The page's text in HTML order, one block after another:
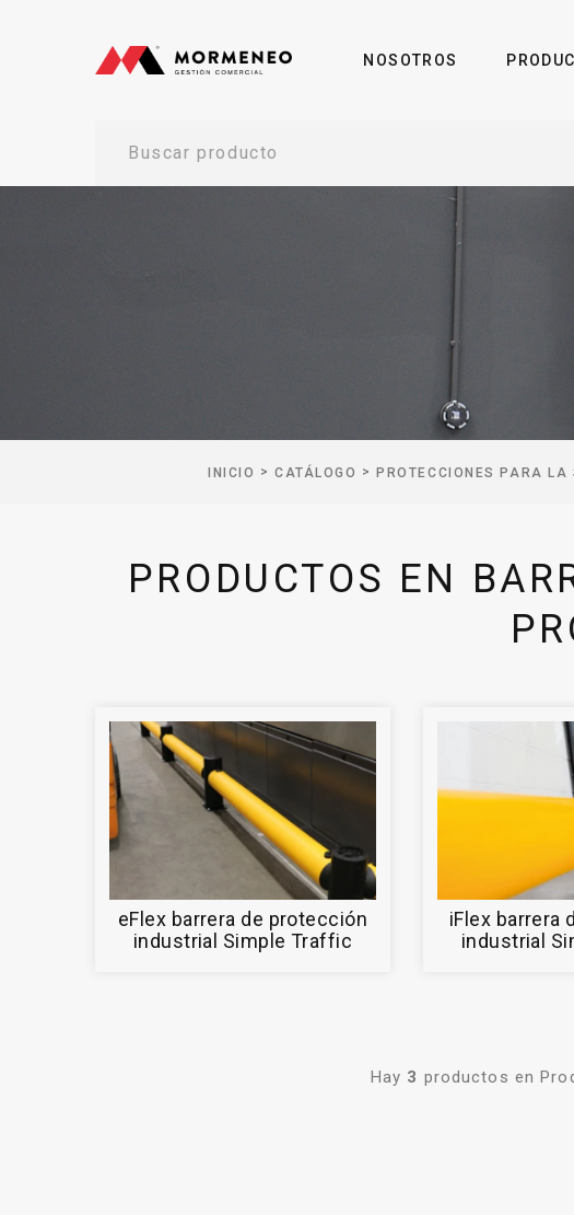
NOSOTROS
Buscar producto
INICIO >CATÁLOGO >PROTECCIONES PARA LA
PRODUCTOS EN
eFlex barrera de protección
industrial Simple Traffic
iFlex barrera
industrial
Hay 3 productos en